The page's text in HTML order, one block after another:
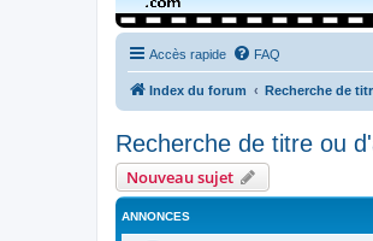
Accès rapide FAQ
Index du forum Recherche de
Recherche de titre ou
Nouveau sujet
ANNONCES